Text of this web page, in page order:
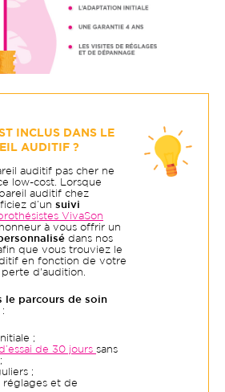
INCLUS DANS LE
AUDITIF ?
auditif pas cher ne
low-cost. Lorsque
auditif chez
d’un suivi
VivaSon
à vous offrir un
dans nos
que vous trouviez le
en fonction de votre
d'audition.
le parcours de soin
;
de 30 jours sans
;
réglages et de